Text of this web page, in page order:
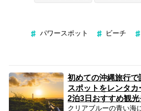
パワースポット ビーチ
初めての沖縄旅行
スポットをレンタカ
2泊3日おすすめ観
クリアブルーの青い海